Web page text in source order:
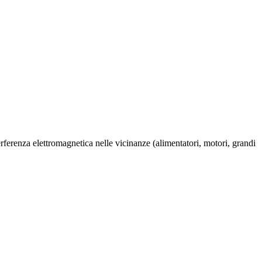
elettromagnetica nelle vicinanze (alimentatori, motori, grandi